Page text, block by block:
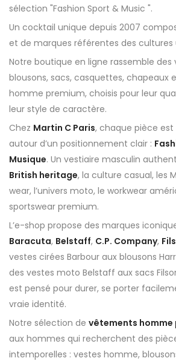
sélection "Fashion Sport & Music ".
Un cocktail unique depuis 2007
et de marques référentes des cultures
Notre boutique en ligne rassemble
blousons, sacs, casquettes, chapeaux
homme premium, choisis pour leur
leur style de caractère.
Chez Martin C Paris, chaque pièce
autour d’un positionnement clair :
Musique. Un vestiaire masculin
British heritage, la culture casual, les
wear, l’univers moto, le workwear
sportswear premium.
L’e-shop propose des marques
Baracuta, Belstaff, C.P. Company,
vestes cirées Barbour aux blousons
des vestes moto Belstaff aux sacs
est pensé pour durer, se porter
vraie identité.
Notre sélection de vêtements homme
aux hommes qui recherchent des
intemporelles : vestes homme,